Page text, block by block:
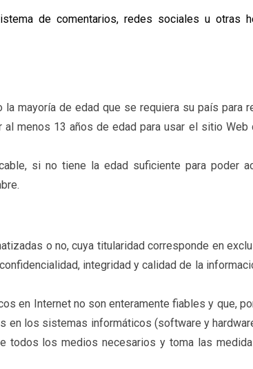
de comentarios, redes sociales u otras
mayoría de edad que se requiera su país para
menos 13 años de edad para usar el sitio Web
si no tiene la edad suficiente para poder
o no, cuya titularidad corresponde en
integridad y calidad de la
en Internet no son enteramente fiables y que,
en los sistemas informáticos (software y
todos los medios necesarios y toma las